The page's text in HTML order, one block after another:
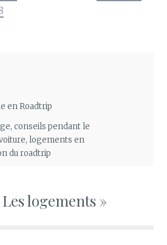
en Roadtrip
,conseils pendant le
,logements en
du roadtrip
logements »